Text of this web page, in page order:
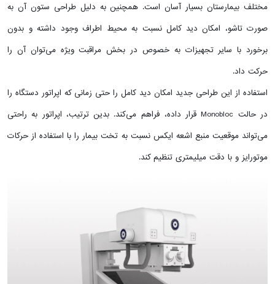
مختلف بیمارستان بسیار آسان است. همچنین به دلیل طراحی ستون آن به
صورت تاشو، امکان دید کامل نسبت به محیط اطراف وجود داشته و بدون
برخورد با سایر تجهیزات به خصوص در بخش مراقبت ویژه می‌توان آن را
حرکت داد.
استفاده از این طراحی جدید امکان دید کامل را حتی زمانی که اپراتور دستگاه را
در حالت Monobloc قرار داده، فراهم می‌کند. بدین ترتیب، اپراتور به راحتی
می‌تواند موقعیت منبع اشعه ایکس نسبت به تخت بیمار را با استفاده از حرکات
موتورایز و با دقت میلیمتری تنظیم کند.